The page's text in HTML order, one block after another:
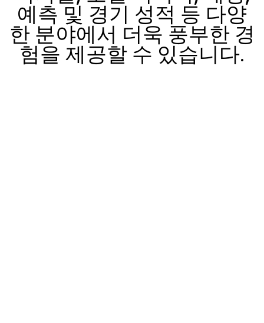
예측 및 경기 성적 등 다양
한 분야에서 더욱 풍부한 경
험을 제공할 수 있습니다.